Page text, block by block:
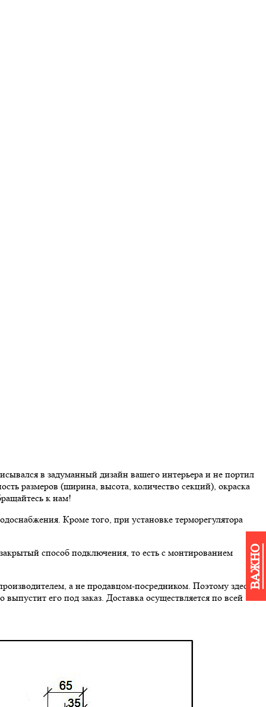
ВАЖНО
в задуманный дизайн вашего интерьера и не портил
размеров (ширина, высота, количество секций), окраска
к нам!
Кроме того, при установке терморегулятора
способ подключения, то есть с монтированием
а не продавцом-посредником. Поэтому здесь
его под заказ. Доставка осуществляется по всей